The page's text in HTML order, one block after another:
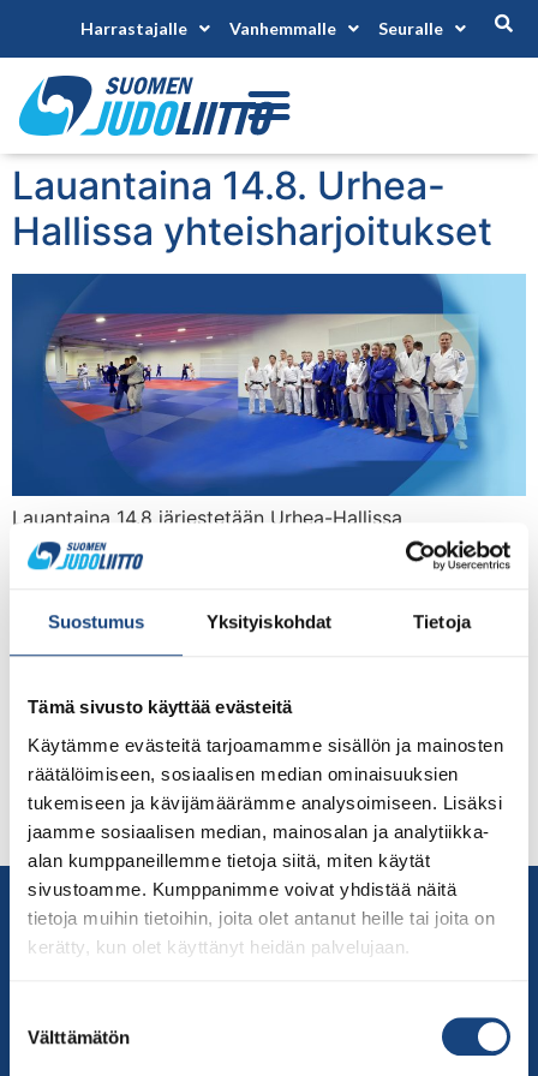
Suostumus Yksityiskohdat Tietoja
Tämä sivusto käyttää evästeitä
Käytämme evästeitä tarjoamamme sisällön ja mainosten
räätälöimiseen, sosiaalisen median ominaisuuksien
tukemiseen ja kävijämäärämme analysoimiseen. Lisäksi
jaamme sosiaalisen median, mainosalan ja analytiikka-
alan kumppaneillemme tietoja siitä, miten käytät
sivustoamme. Kumppanimme voivat yhdistää näitä
tietoja muihin tietoihin, joita olet antanut heille tai joita on
kerätty, kun olet käyttänyt heidän palvelujaan.
valinta
Välttämätön
Harrastajalle Vanhemmalle Seuralle
Lauantaina 14.8. Urhea-
Hallissa yhteisharjoitukset
Lauantaina 14.8 järjestetään Urhea-Hallissa
yhteisharjoitukset alle 18-vuotiaille ja vanhemmille.
Harjoitukset ovat tekniikkapainotteisia tekniikkaosuudet
käytössä poikkeusjärjestelyt kansainvälisen
koripalloturnauksen vuoksi. Sen vuoksi ennen
pysäköintialueella 9:30, josta siirrytään yhdessä
harjoituksiin valmentajien johdolla. Valmentajat voivat
osallistua harjoituksiin judogi päällä. Alta voi myös lukea
jo aikaisemmin mainituista dojosäännöistä. Seuraavana
[…]
Yhteystiedot
Suomen Judoliitto